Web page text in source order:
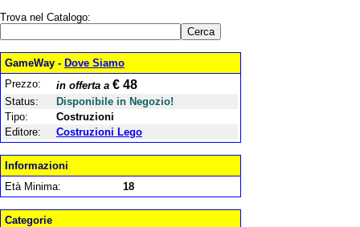
Trova nel Catalogo:
GameWay - Dove Siamo
Prezzo:
in offerta a € 48
Status:
Disponibile in Negozio!
Tipo:
Costruzioni
Editore:
Costruzioni Lego
Informazioni
Età Minima:
18
Categorie